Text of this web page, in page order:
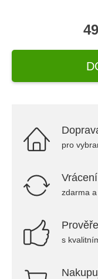
pro
zdarma
s